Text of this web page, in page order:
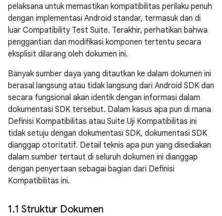
pelaksana untuk memastikan kompatibilitas perilaku penuh
dengan implementasi Android standar, termasuk dan di
luar Compatibility Test Suite. Terakhir, perhatikan bahwa
penggantian dan modifikasi komponen tertentu secara
eksplisit dilarang oleh dokumen ini.
Banyak sumber daya yang ditautkan ke dalam dokumen ini
berasal langsung atau tidak langsung dari Android SDK dan
secara fungsional akan identik dengan informasi dalam
dokumentasi SDK tersebut. Dalam kasus apa pun di mana
Definisi Kompatibilitas atau Suite Uji Kompatibilitas ini
tidak setuju dengan dokumentasi SDK, dokumentasi SDK
dianggap otoritatif. Detail teknis apa pun yang disediakan
dalam sumber tertaut di seluruh dokumen ini dianggap
dengan penyertaan sebagai bagian dari Definisi
Kompatibilitas ini.
1.1 Struktur Dokumen